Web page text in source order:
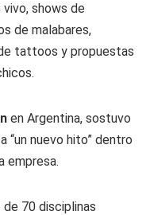
vivo, shows de
de malabares,
tattoos y propuestas
en Argentina, sostuvo
“un nuevo hito” dentro
empresa.
70 disciplinas